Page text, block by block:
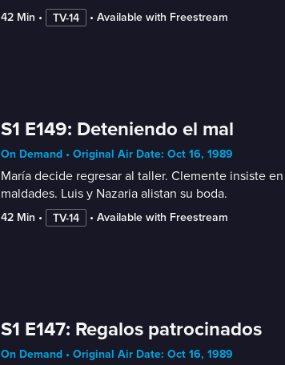
42 Min • TV-14 • Available with Freestream
S1 E149: Deteniendo el mal
On Demand • Original Air Date: Oct 16, 1989
María decide regresar al taller. Clemente insiste
maldades. Luis y Nazaria alistan su boda.
42 Min • TV-14 • Available with Freestream
S1 E147: Regalos patrocinados
On Demand • Original Air Date: Oct 16, 1989